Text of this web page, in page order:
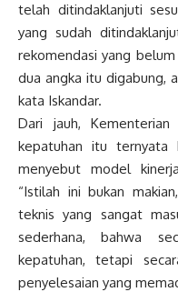
telah ditindaklanjuti
yang sudah
rekomendasi yang
dua angka itu digabung,
kata Iskandar.
Dari jauh,
kepatuhan itu ternyata
menyebut model
“Istilah ini bukan
teknis yang sangat
sederhana, bahwa
kepatuhan, tetapi
penyelesaian yang